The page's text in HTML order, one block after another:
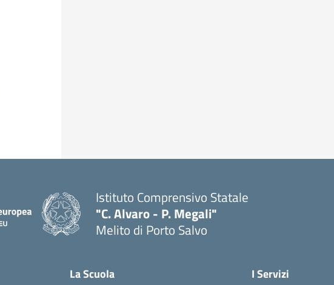
Istituto Comprensivo Statale
"C. Alvaro - P. Megali"
Melito di Porto Salvo
La Scuola I Servizi